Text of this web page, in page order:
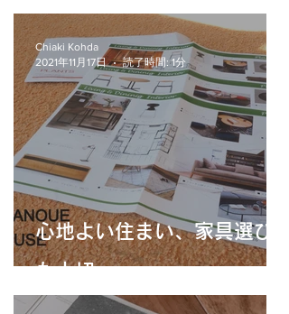
心地よい住まい、家具選び
も大切
Chiaki Kohda
2021年11月17日
読了時間: 1分